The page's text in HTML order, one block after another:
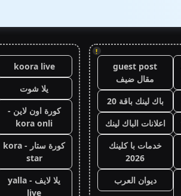
!
guest post
مقال ضيف
باك لينك باقة 20
اعلانات الباك لينك
خدمات با كلينك
2026
ديوان العرب
koora live
يلا شوت
كورة اون لاين -
kora onli
كورة ستار - kora
star
يلا لايف - yalla
live